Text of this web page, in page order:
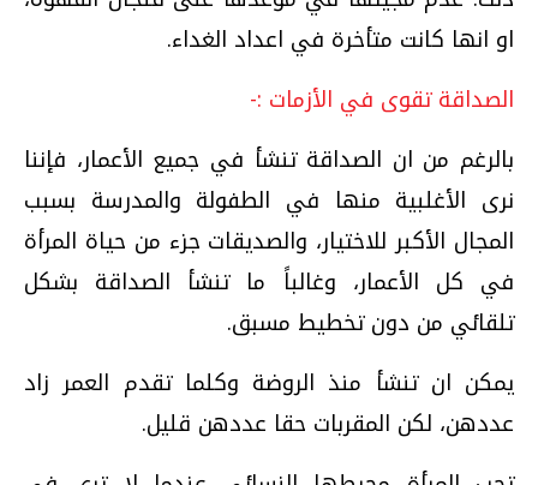
او انها كانت متأخرة في اعداد الغداء.
الصداقة تقوى في الأزمات :-
بالرغم من ان الصداقة تنشأ في جميع الأعمار، فإننا
نرى الأغلبية منها في الطفولة والمدرسة بسبب
المجال الأكبر للاختيار، والصديقات جزء من حياة المرأة
في كل الأعمار، وغالباً ما تنشأ الصداقة بشكل
تلقائي من دون تخطيط مسبق.
يمكن ان تنشأ منذ الروضة وكلما تقدم العمر زاد
عددهن، لكن المقربات حقا عددهن قليل.